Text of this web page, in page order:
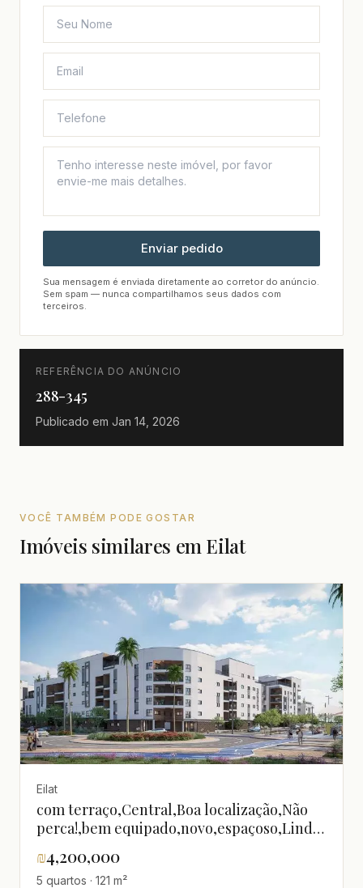
Enviar pedido
Sua mensagem é enviada diretamente ao corretor do anúncio.
Sem spam — nunca compartilhamos seus dados com
terceiros.
REFERÊNCIA DO ANÚNCIO
288-345
Publicado em Jan 14, 2026
VOCÊ TAMBÉM PODE GOSTAR
Imóveis similares em Eilat
Eilat
com terraço,Central,Boa localização,Não
perca!,bem equipado,novo,espaçoso,Lindo
qualidade
₪4,200,000
5 quartos · 121 m²